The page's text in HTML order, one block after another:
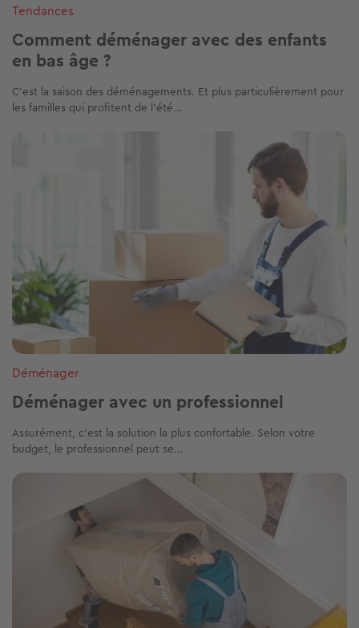
Tendances
Comment déménager avec des enfants
en bas âge ?
C’est la saison des déménagements. Et plus particulièrement pour
les familles qui profitent de l’été...
Déménager
Déménager avec un professionnel
Assurément, c’est la solution la plus confortable. Selon votre
budget, le professionnel peut se...
Image